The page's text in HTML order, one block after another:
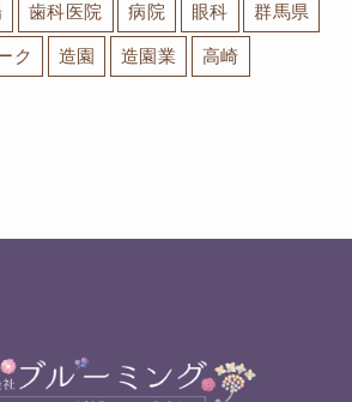
歯科医院 病院 眼科 群馬県
ク 造園 造園業 高崎